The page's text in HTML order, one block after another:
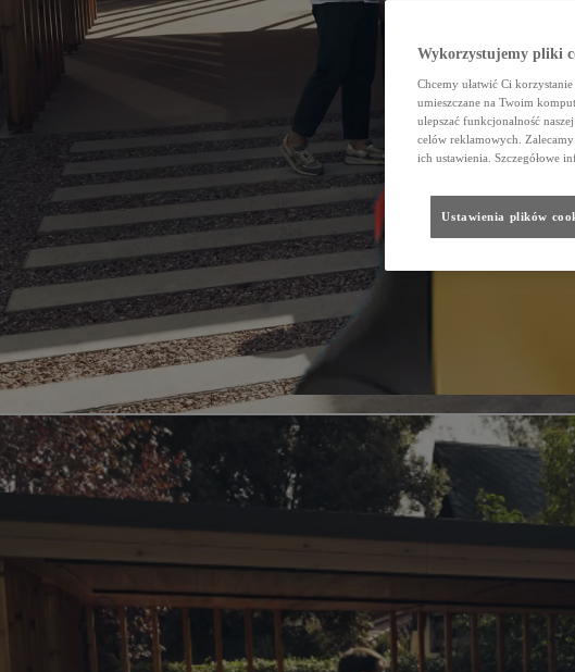
Wykorzystujemy pliki
Chcemy ułatwić Ci
umieszczane na Twoim
ulepszać funkcjonalność
celów reklamowych.
ich ustawienia. Szczegółowe
Ustawienia plików